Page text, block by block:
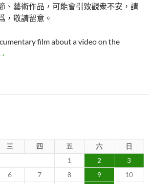
、藝術作品，可能會引致觀衆不安，請
，敬請留意。
film about a video on the
【DEEP WEB 暗網探索】紅人影片解說 |
→
三 四 五 六
日
1
2
3
6 7 8 9
10